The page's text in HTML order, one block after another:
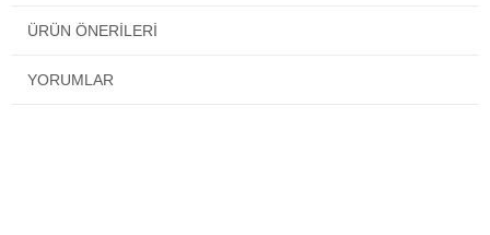
ÜRÜN ÖNERILERI
YORUMLAR